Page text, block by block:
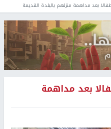
بعد مداهمة منزلهم بالبلدة القديمة
بعد مداهمة